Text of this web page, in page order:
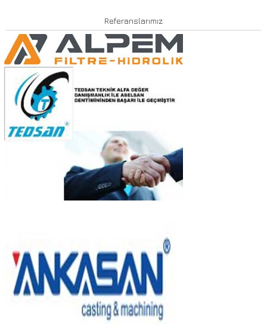
Referanslarımız